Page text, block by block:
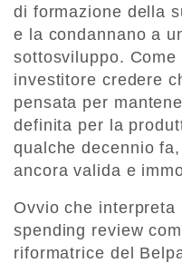
di formazione della
e la condannano a
sottosviluppo.
investitore credere
pensata per
definita per la
qualche decennio
ancora valida e
Ovvio che interpreta
spending review
riformatrice del